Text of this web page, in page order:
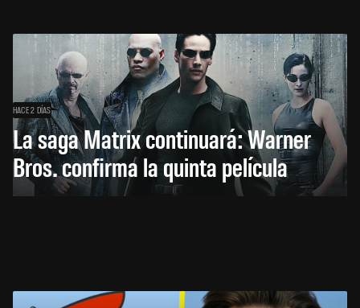
HACE 2 DÍAS
La saga Matrix continuará: Warner
Bros. confirma la quinta película